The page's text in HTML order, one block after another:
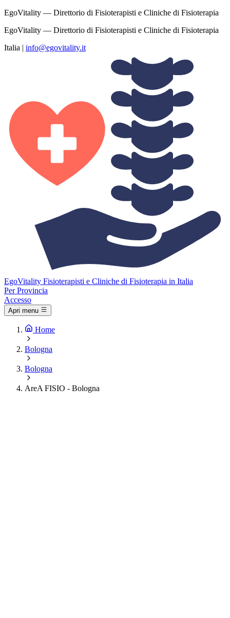
EgoVitality — Direttorio di Fisioterapisti e Cliniche di Fisioterapia
EgoVitality — Direttorio di Fisioterapisti e Cliniche di Fisioterapia
Italia | info@egovitality.it
EgoVitality Fisioterapisti e Cliniche di Fisioterapia in Italia
Per Provincia
Accesso
Apri menu
Home
Bologna
Bologna
AreA FISIO - Bologna